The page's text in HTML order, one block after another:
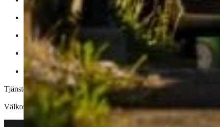
Däckservice
Lackskydd
Polering
Interiör rengöring
Tjänsterna riktar sig till både privatpersoner och företag som söker
Välkommen till invigningen den 11 november!